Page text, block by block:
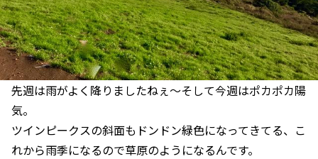
先週は雨がよく降りましたねぇ〜そして今週はポカポカ陽
気。
ツインピークスの斜面もドンドン緑色になってきてる、こ
れから雨季になるので草原のようになるんです。